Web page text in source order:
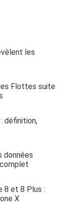
les
Flottes suite
définition,
données
8 et 8 Plus :
X